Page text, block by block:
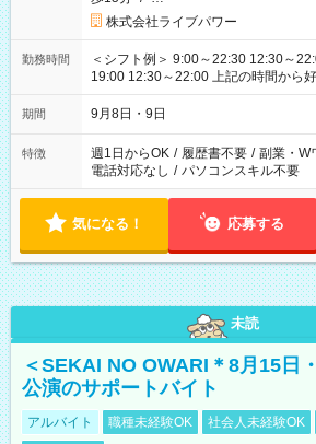
株式会社ライブパワー
勤務時間
＜シフト例＞ 9:00～22:30 12:30～
19:00 12:30～22:00 上記の時間から好きな時間を選べます！ ※
時間は変更となる可能性があります
期間 9月8日・9日
特徴 週1日からOK / 履歴書不要 / 副業・W
電話対応なし / パソコンスキル不要
気になる！ 応募する
未読
＜SEKAI NO OWARI＊8月15日
公演のサポートバイト
アルバイト 職種未経験OK 社会人未経験OK